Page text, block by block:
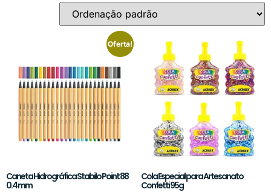
Oferta!
Caneta Hidrográfica Stabilo Point 88
0.4 mm
Cola Especial para Artesanato
Confetti 95g